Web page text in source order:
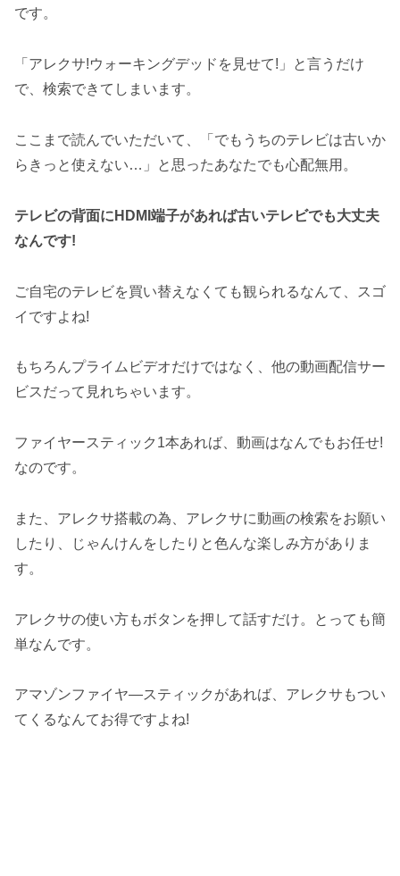
です。
「アレクサ!ウォーキングデッドを見せて!」と言うだけ
で、検索できてしまいます。
ここまで読んでいただいて、「でもうちのテレビは古いか
らきっと使えない…」と思ったあなたでも心配無用。
テレビの背面にHDMI端子があれば古いテレビでも大丈夫
なんです!
ご自宅のテレビを買い替えなくても観られるなんて、スゴ
イですよね!
もちろんプライムビデオだけではなく、他の動画配信サー
ビスだって見れちゃいます。
ファイヤースティック1本あれば、動画はなんでもお任せ!
なのです。
また、アレクサ搭載の為、アレクサに動画の検索をお願い
したり、じゃんけんをしたりと色んな楽しみ方がありま
す。
アレクサの使い方もボタンを押して話すだけ。とっても簡
単なんです。
アマゾンファイヤ―スティックがあれば、アレクサもつい
てくるなんてお得ですよね!